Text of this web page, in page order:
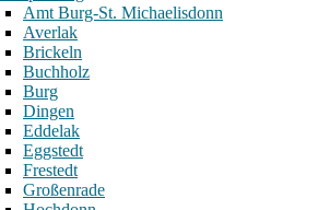
Amt Burg-St. Michaelisdonn
Averlak
Brickeln
Buchholz
Burg
Dingen
Eddelak
Eggstedt
Frestedt
Großenrade